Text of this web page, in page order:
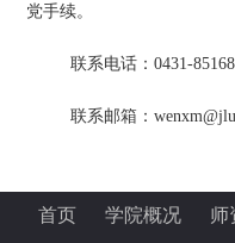
党手续。
联系电话：0431-
联系邮箱：
首页 学院概况 师